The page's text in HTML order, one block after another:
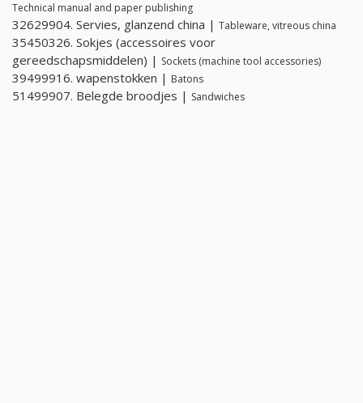
Technical manual and paper publishing
32629904. Servies, glanzend china | Tableware, vitreous china
35450326. Sokjes (accessoires voor
gereedschapsmiddelen) | Sockets (machine tool accessories)
39499916. wapenstokken | Batons
51499907. Belegde broodjes | Sandwiches